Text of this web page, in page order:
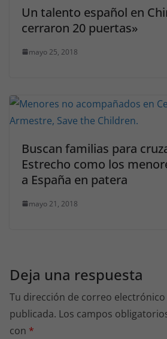
Un talento español en
cerraron 20 puertas»
mayo 25, 2018
Buscan familias para
Estrecho como los
a España en patera
mayo 21, 2018
Deja una respuesta
Tu dirección de correo
publicada. Los campos
con *